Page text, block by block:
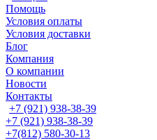
Помощь
Условия оплаты
Условия доставки
Блог
Компания
О компании
Новости
Контакты
+7 (921) 938-38-39
+7 (921) 938-38-39
+7(812) 580-30-13